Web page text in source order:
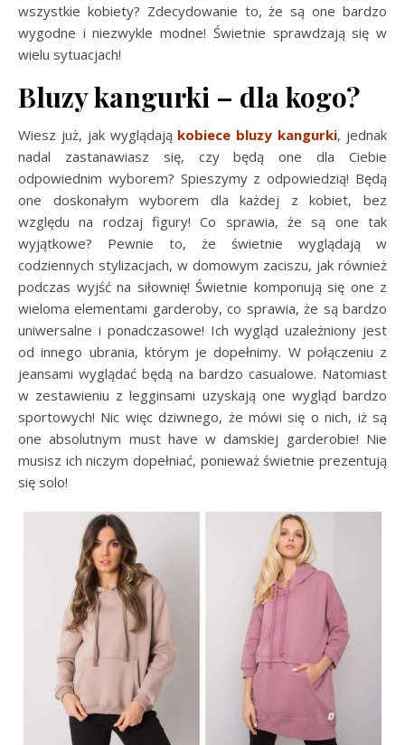
wszystkie kobiety? Zdecydowanie to, że są one bardzo
wygodne i niezwykle modne! Świetnie sprawdzają się w
wielu sytuacjach!
Bluzy kangurki – dla kogo?
Wiesz już, jak wyglądają kobiece bluzy kangurki, jednak
nadal zastanawiasz się, czy będą one dla Ciebie
odpowiednim wyborem? Spieszymy z odpowiedzią! Będą
one doskonałym wyborem dla każdej z kobiet, bez
względu na rodzaj figury! Co sprawia, że są one tak
wyjątkowe? Pewnie to, że świetnie wyglądają w
codziennych stylizacjach, w domowym zaciszu, jak również
podczas wyjść na siłownię! Świetnie komponują się one z
wieloma elementami garderoby, co sprawia, że są bardzo
uniwersalne i ponadczasowe! Ich wygląd uzależniony jest
od innego ubrania, którym je dopełnimy. W połączeniu z
jeansami wyglądać będą na bardzo casualowe. Natomiast
w zestawieniu z legginsami uzyskają one wygląd bardzo
sportowych! Nic więc dziwnego, że mówi się o nich, iż są
one absolutnym must have w damskiej garderobie! Nie
musisz ich niczym dopełniać, ponieważ świetnie prezentują
się solo!